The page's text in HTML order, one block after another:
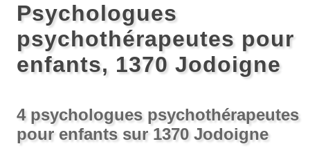
Psychologues
psychothérapeutes pour
enfants, 1370 Jodoigne
4 psychologues psychothérapeutes
pour enfants sur 1370 Jodoigne